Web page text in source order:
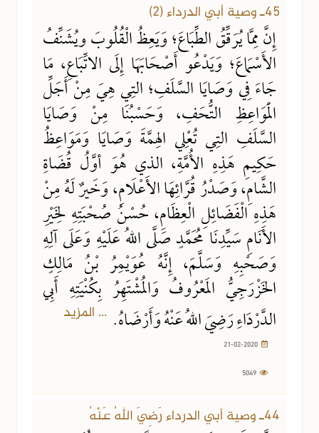
45ـ وصية أبي الدرداء (2)
إِنَّ مِمَّا يُرَقِّقُ الطِّبَاعَ؛ وَيَعِظُ الْقُلُوبَ ويُشَنِّفُ
الأَسْمَاعَ؛ وَيَدْعُو أَصْحَابَهَا إِلَى الاتِّبَاعِ، مَا
جَاءَ فِي وَصَايَا السَّلَفِ؛ التِي هِيَ مِنْ أَجَلِّ
الْمَوَاعِظِ التُّحَفِ، وَحَسْبُنَا مِنْ وَصَايَا
السَّلَفِ التِي تُعْلِي الهِمَّةَ وَصَايَا وَمَوَاعِظُ
حَكِيمِ هَذِهِ الأُمَّةِ، الذي هُوَ أوَّلُ قُضَاةِ
الشَّامِ، وَصَدْرُ قُرَّائِهَا الأَعْلَامِ، وَخَيرٌ لَهُ مِنْ
هَذِهِ الْفَضَائِلِ الْعِظَامِ، حُسْنُ صُحْبَتِهِ لِخَيْرِ
الأَنَامِ سَيِّدِنَا مُحَمَّدٍ صَلَّى اللهُ عَلَيْهِ وَعَلَى آلِهِ
وَصَحْبِهِ وَسَلَّمَ، إِنَّهُ عُوَيْمِرُ بْنُ مَالِكٍ
الخَزْرَجِيُّ المَعْرُوفُ وَالمُشْتَهِرُ بِكُنْيَتِهِ أَبِي
الدَّرْدَاءِ رَضِيَ اللهُ عَنْهُ وَأَرْضَاهُ. ... المزيد
44ـ وصية أبي الدرداء رَضِيَ اللهُ عَنْهُ